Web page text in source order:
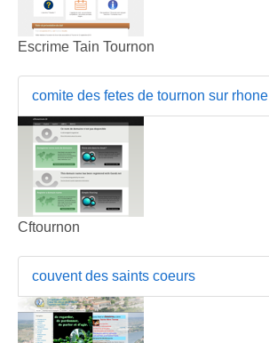
Escrime Tain Tournon
comite des fetes de tournon sur rhone
Cftournon
couvent des saints coeurs